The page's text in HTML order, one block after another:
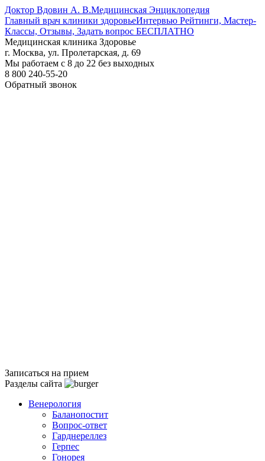
Доктор Вдовин А. В.Медицинская Энциклопедия
Главный врач клиники здоровьеИнтервью Рейтинги, Мастер-
Классы, Отзывы, Задать вопрос БЕСПЛАТНО
Медицинская клиника Здоровье
г. Москва, ул. Пролетарская, д. 69
Мы работаем с 8 до 22 без выходных
8 800 240-55-20
Обратный звонок
Записаться на прием
Разделы сайта
Венерология
Баланопостит
Вопрос-ответ
Гарднереллез
Герпес
Гонорея